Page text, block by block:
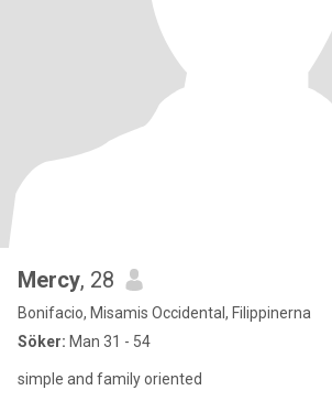
Mercy, 28
Bonifacio, Misamis Occidental, Filippinerna
Söker: Man 31 - 54
simple and family oriented